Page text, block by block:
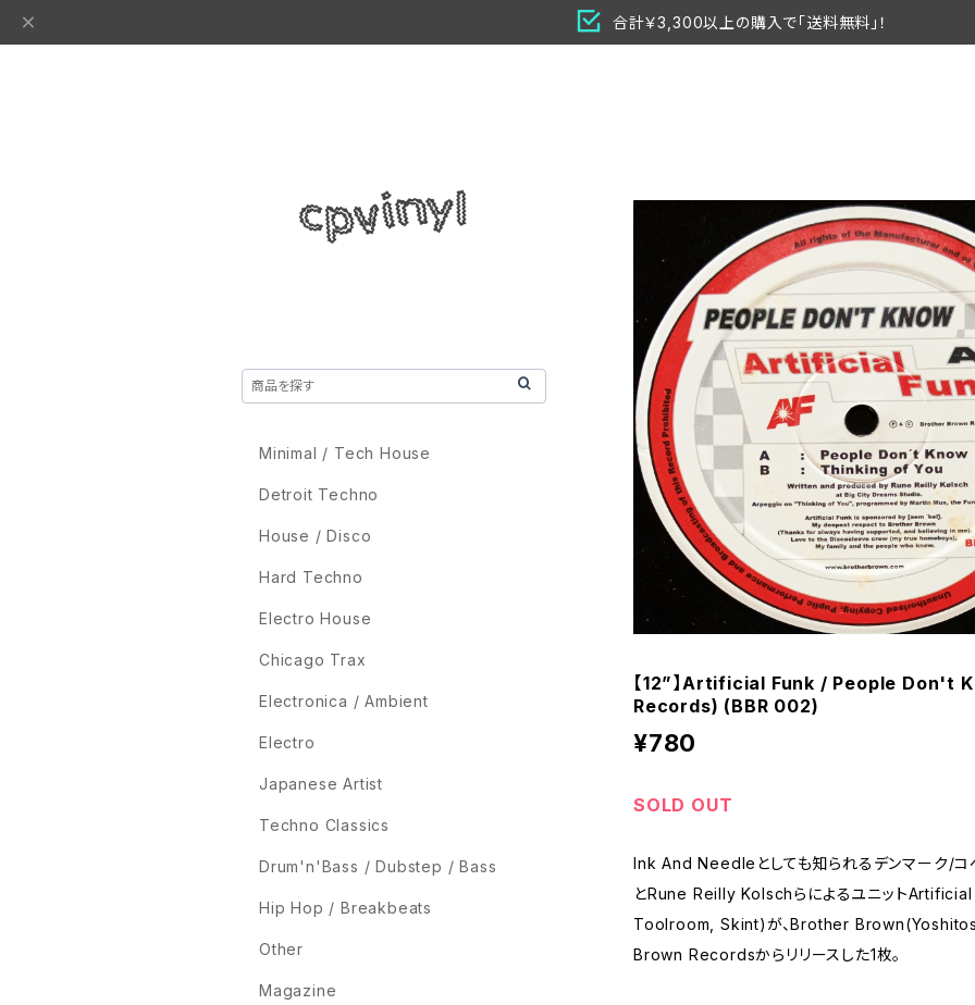
合計￥3,300以上の購入で「送料無料」！
【12”】Artificial Funk / People Don't
Records) (BBR 002)
¥780
SOLD OUT
Ink And Needleとしても知られるデンマーク/
とRune Reilly Kolschらによるユニット
Toolroom, Skint)が、Brother
Brown Recordsからリリースした1枚。
Minimal / Tech House
Detroit Techno
House / Disco
Hard Techno
Electro House
Chicago Trax
Electronica / Ambient
Electro
Japanese Artist
Techno Classics
Drum'n'Bass / Dubstep / Bass
Hip Hop / Breakbeats
Other
Magazine